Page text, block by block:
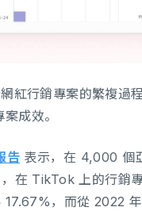
紅行銷專案的繁複過
成效。
告 表示，在 4,000 個
在 TikTok 上的行銷
17.67%，而從 2022